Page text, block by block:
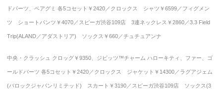
ドパーツ、ベアグミ 各5コセット￥2420／クロックス シャツ￥6599／フィグメン
ツ ショートパンツ￥4070／スピーガ渋谷109店 3連ネックレス￥2860／3.3 Field
Trip(ALAND／アダストリア) ソックス￥660／チュチュアンナ
中央・クラッシュ クロッグ￥9350、ジビッツ™チャーム ハローキティ、ファー、ゴ
ールドパーツ 各5コセット￥2420／クロックス ジャケット￥14300／ラグアジェム
(バロックジャパンリミテッド) スカート￥3190／スピーガ渋谷109店 ソックス(3